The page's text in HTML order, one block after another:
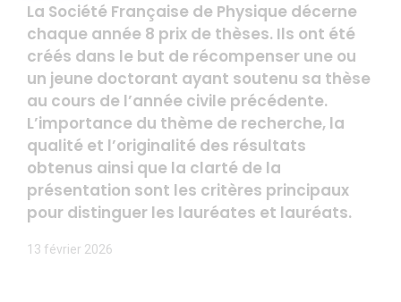
La Société Française de Physique décerne
chaque année 8 prix de thèses. Ils ont été
créés dans le but de récompenser une ou
un jeune doctorant ayant soutenu sa thèse
au cours de l’année civile précédente.
L’importance du thème de recherche, la
qualité et l’originalité des résultats
obtenus ainsi que la clarté de la
présentation sont les critères principaux
pour distinguer les lauréates et lauréats.
13 février 2026